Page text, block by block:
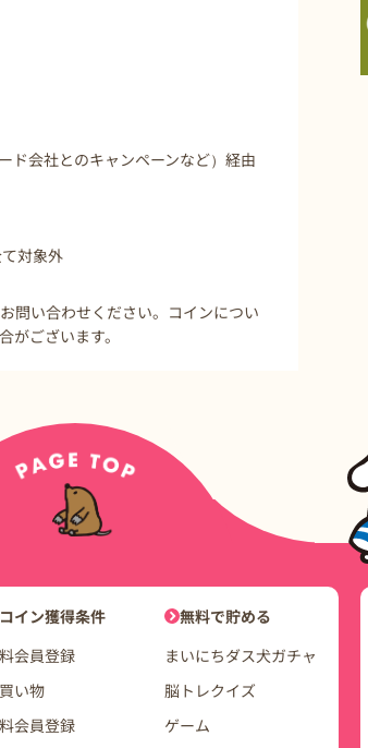
ド会社とのキャンペーンなど）経由
対象外
問い合わせください。コインについ
ございます。
イン獲得条件
会員登録
い物
会員登録
無料で貯める
まいにちダス犬ガチャ
脳トレクイズ
ゲーム